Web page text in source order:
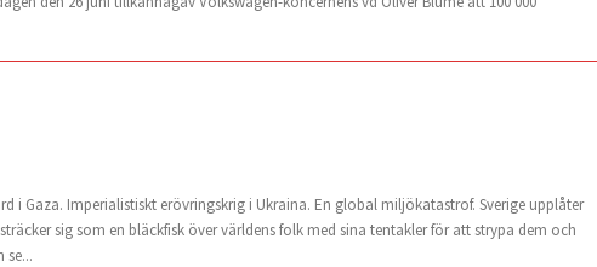
i Gaza. Imperialistiskt erövringskrig i Ukraina. En global miljökatastrof. Sverige upplåter
sig som en bläckfisk över världens folk med sina tentakler för att strypa dem och
se...